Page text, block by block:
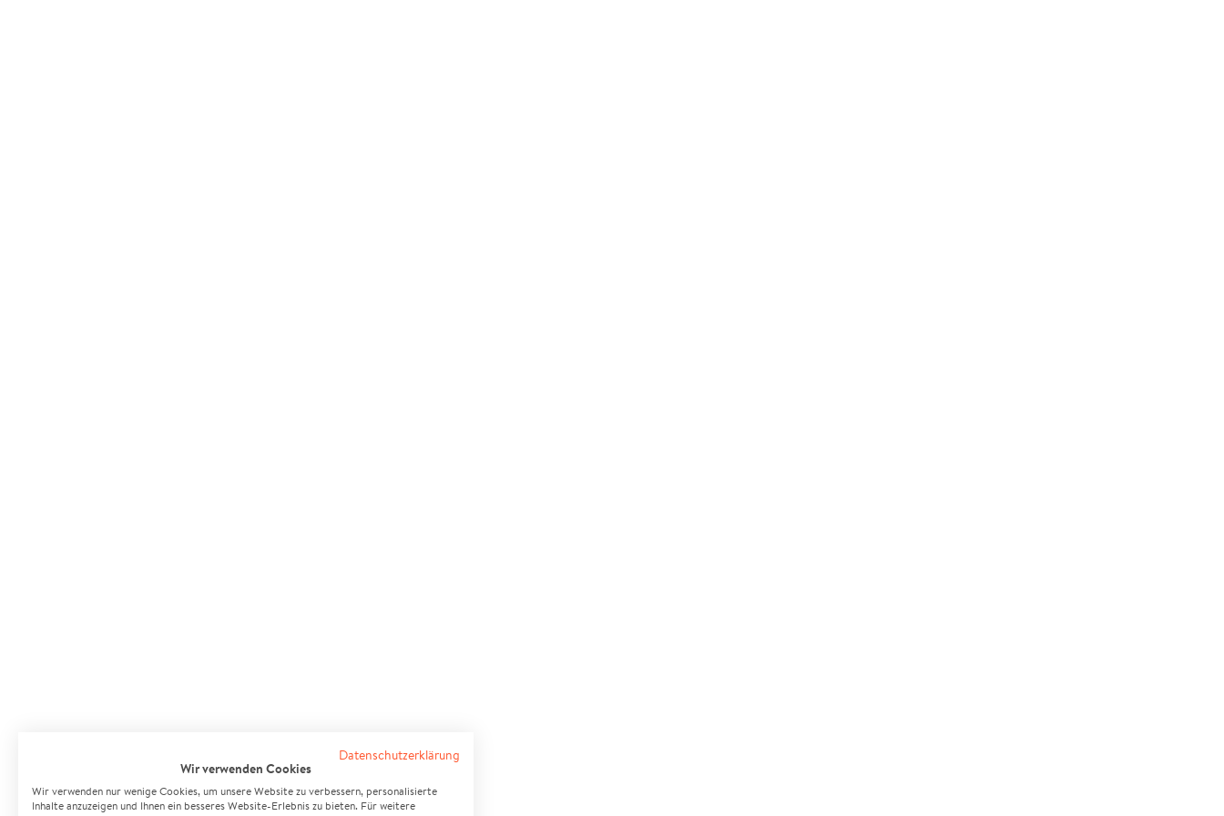
Datenschutzerklärung
Wir verwenden Cookies
Wir verwenden nur wenige Cookies, um unsere Website zu verbessern, personalisierte
Inhalte anzuzeigen und Ihnen ein besseres Website-Erlebnis zu bieten. Für weitere